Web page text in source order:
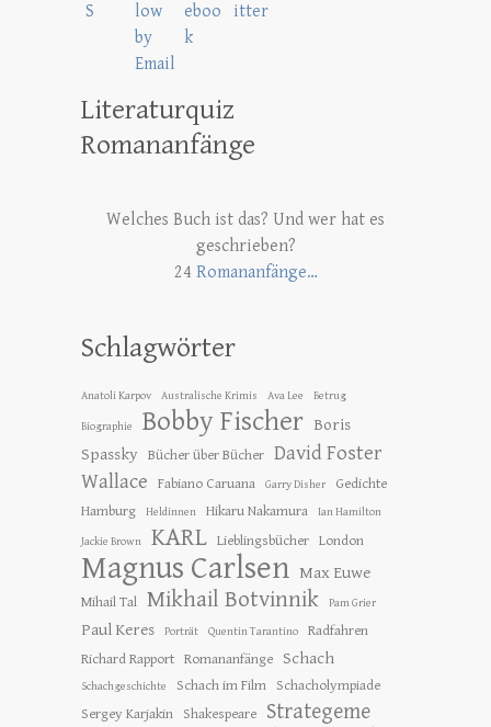
Literaturquiz
Romananfänge
Welches Buch ist das? Und wer hat es
geschrieben?
24 Romananfänge…
Schlagwörter
Anatoli Karpov Australische Krimis Ava Lee Betrug
Biographie Bobby Fischer Boris
Spassky Bücher über Bücher David Foster
Wallace
Fabiano Caruana Garry Disher
Gedichte
Hamburg
Heldinnen Hikaru Nakamura Ian Hamilton
Jackie Brown KARL Lieblingsbücher London
Magnus Carlsen Max Euwe
Mihail Tal Mikhail Botvinnik Pam Grier
Paul Keres Porträt Quentin Tarantino
Radfahren
Richard Rapport Romananfänge Schach
Schachgeschichte Schach im Film
Schacholympiade
Sergey Karjakin
Shakespeare Strategeme